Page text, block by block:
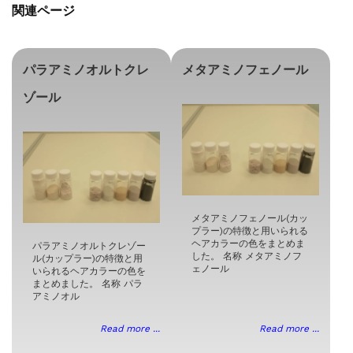
関連ページ
パラアミノオルトクレ
ゾール
パラアミノオルトクレゾー
ル(カップラー)の特徴と用
いられるヘアカラーの色を
まとめました。 名称 パラ
アミノオル
Read more ...
メタアミノフェノール
メタアミノフェノール(カッ
プラー)の特徴と用いられる
ヘアカラーの色をまとめま
した。 名称 メタアミノフ
ェノール
Read more ...